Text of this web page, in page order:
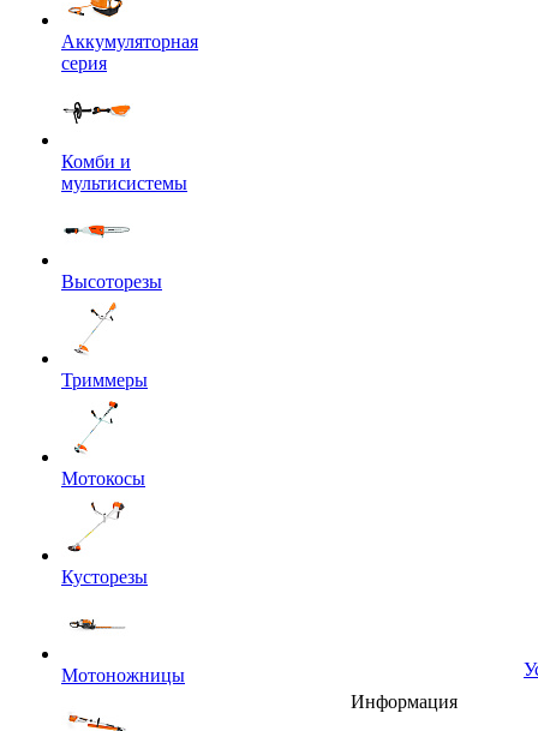
Аккумуляторная
серия
Комби и
мультисистемы
Высоторезы
Триммеры
Мотокосы
Кусторезы
Мотоножницы
Информация